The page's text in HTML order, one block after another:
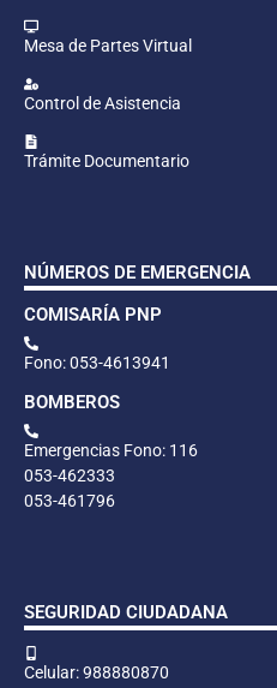
Mesa de Partes Virtual
Control de Asistencia
Trámite Documentario
NÚMEROS DE EMERGENCIA
COMISARÍA PNP
Fono: 053-4613941
BOMBEROS
Emergencias Fono: 116
053-462333
053-461796
SEGURIDAD CIUDADANA
Celular: 988880870